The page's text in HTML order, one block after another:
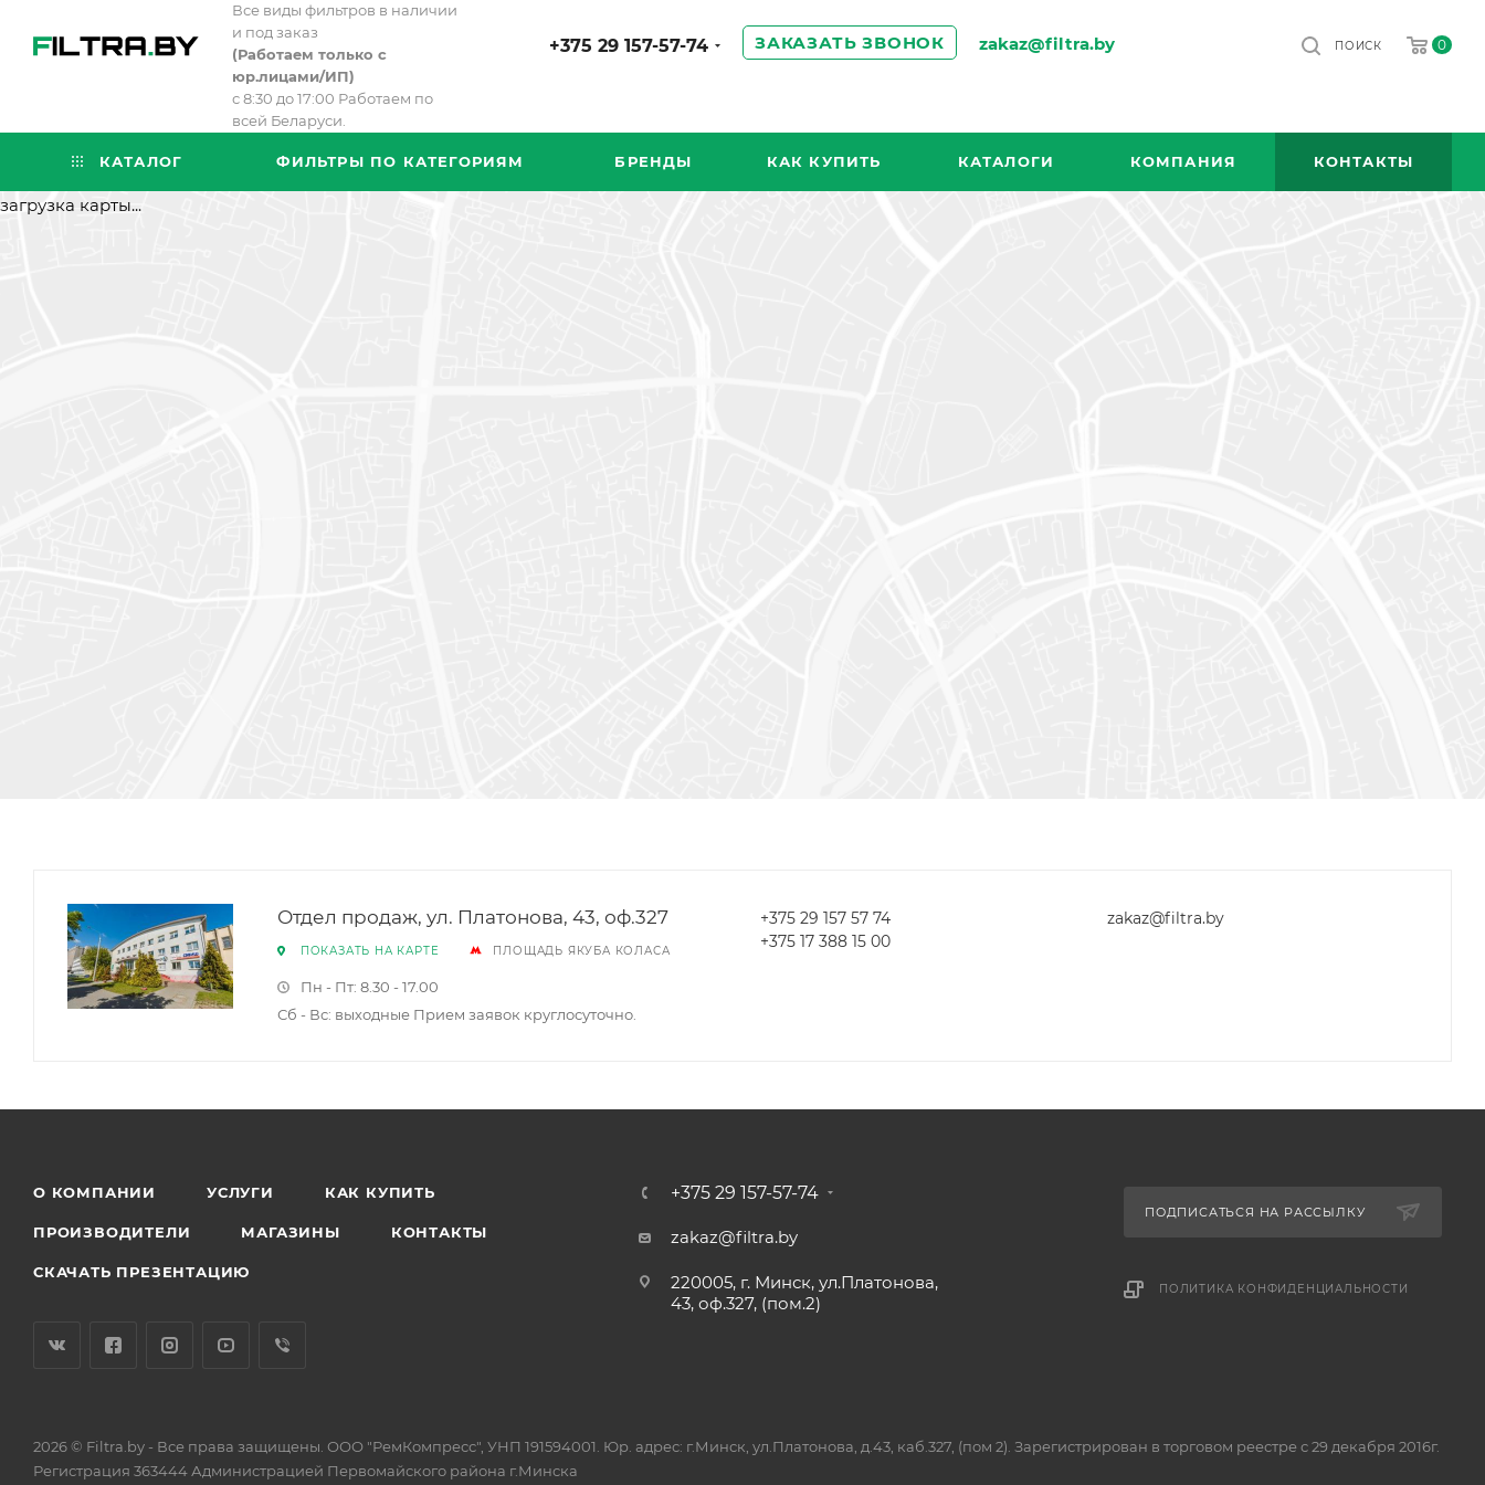
Все виды фильтров в наличии
и под заказ
(Работаем только с
юр.лицами/ИП)
с 8:30 до 17:00 Работаем по
всей Беларуси.
+375 29 157-57-74 ЗАКАЗАТЬ ЗВОНОК zakaz@filtra.by 0
ПОИСК
КАТАЛОГ ФИЛЬТРЫ ПО КАТЕГОРИЯМ БРЕНДЫ КАК КУПИТЬ КАТАЛОГИ КОМПАНИЯ КОНТАКТЫ
загрузка карты...
Отдел продаж, ул. Платонова, 43, оф.327
ПОКАЗАТЬ НА КАРТЕ ПЛОЩАДЬ ЯКУБА КОЛАСА
Пн - Пт: 8.30 - 17.00
Сб - Вс: выходные Прием заявок круглосуточно.
+375 29 157 57 74
+375 17 388 15 00
zakaz@filtra.by
О КОМПАНИИ УСЛУГИ КАК КУПИТЬ
ПРОИЗВОДИТЕЛИ МАГАЗИНЫ КОНТАКТЫ
СКАЧАТЬ ПРЕЗЕНТАЦИЮ
+375 29 157-57-74
zakaz@filtra.by
220005, г. Минск, ул.Платонова,
43, оф.327, (пом.2)
ПОДПИСАТЬСЯ НА РАССЫЛКУ
ПОЛИТИКА КОНФИДЕНЦИАЛЬНОСТИ
2026 © Filtra.by - Все права защищены. ООО "РемКомпресс", УНП 191594001. Юр. адрес: г.Минск, ул.Платонова, д.43, каб.327, (пом 2). Зарегистрирован в торговом реестре с 29 декабря 2016г.
Регистрация 363444 Администрацией Первомайского района г.Минска